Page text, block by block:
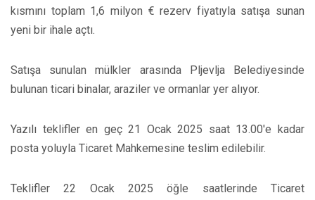
kısmını toplam 1,6 milyon € rezerv fiyatıyla satışa sunan
yeni bir ihale açtı.
Satışa sunulan mülkler arasında Pljevlja Belediyesinde
bulunan ticari binalar, araziler ve ormanlar yer alıyor.
Yazılı teklifler en geç 21 Ocak 2025 saat 13.00'e kadar
posta yoluyla Ticaret Mahkemesine teslim edilebilir.
Teklifler 22 Ocak 2025 öğle saatlerinde Ticaret